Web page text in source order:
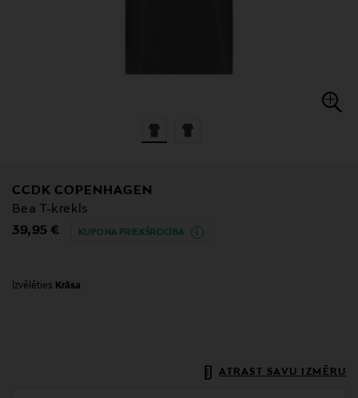
CCDK COPENHAGEN
Bea T-krekls
Original Price
39,95 € KUPONA PRIEKŠROCĪBA
Izvēlēties Krāsa
ATRAST SAVU IZMĒRU